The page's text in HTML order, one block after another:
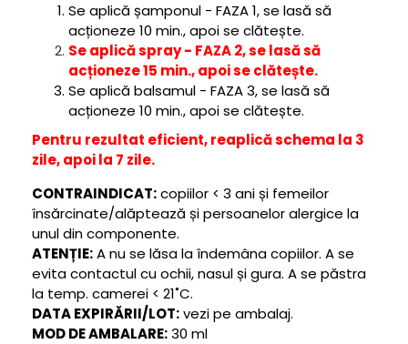
Se aplică șamponul - FAZA 1, se lasă să
acționeze 10 min., apoi se clătește.
Se aplică spray - FAZA 2, se lasă să
acționeze 15 min., apoi se clătește.
Se aplică balsamul - FAZA 3, se lasă să
acționeze 10 min., apoi se clătește.
Pentru rezultat eficient, reaplică schema la 3
zile, apoi la 7 zile.
CONTRAINDICAT:copiilor < 3 ani și femeilor
însărcinate/alăptează și persoanelor alergice la
unul din componente.
ATENȚIE:A nu se lăsa la îndemâna copiilor. A se
evita contactul cu ochii, nasul și gura. A se păstra
la temp. camerei < 21˚C.
DATA EXPIRĂRII/LOT:vezi pe ambalaj.
MOD DE AMBALARE:30 ml